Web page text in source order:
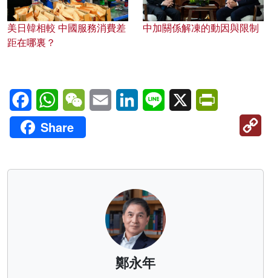
美日韓相較 中國服務消費差
距在哪裏？
中加關係解凍的動因與限制
FacebookWhatsAppWeChatEmail LinkedInLine X
Share
鄭永年